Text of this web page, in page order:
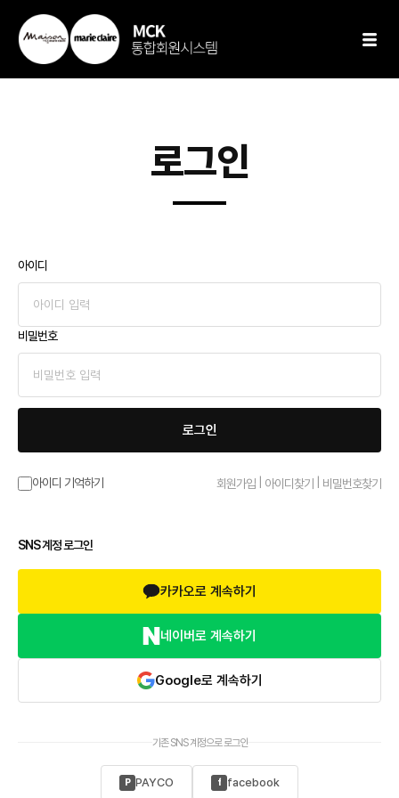
로그인
아이디
비밀번호
로그인
아이디 기억하기 회원가입 아이디찾기 비밀번호찾기
SNS 계정 로그인
카카오로 계속하기
네이버로 계속하기
Google로 계속하기
기존 SNS 계정으로 로그인
P PAYCO f facebook